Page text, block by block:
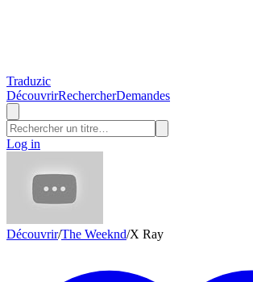
Traduzic
DécouvrirRechercherDemandes
Log in
Découvrir/The Weeknd/X Ray